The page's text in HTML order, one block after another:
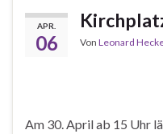
APR.
06 Von Leonard
Am 30. April ab 15 Uhr